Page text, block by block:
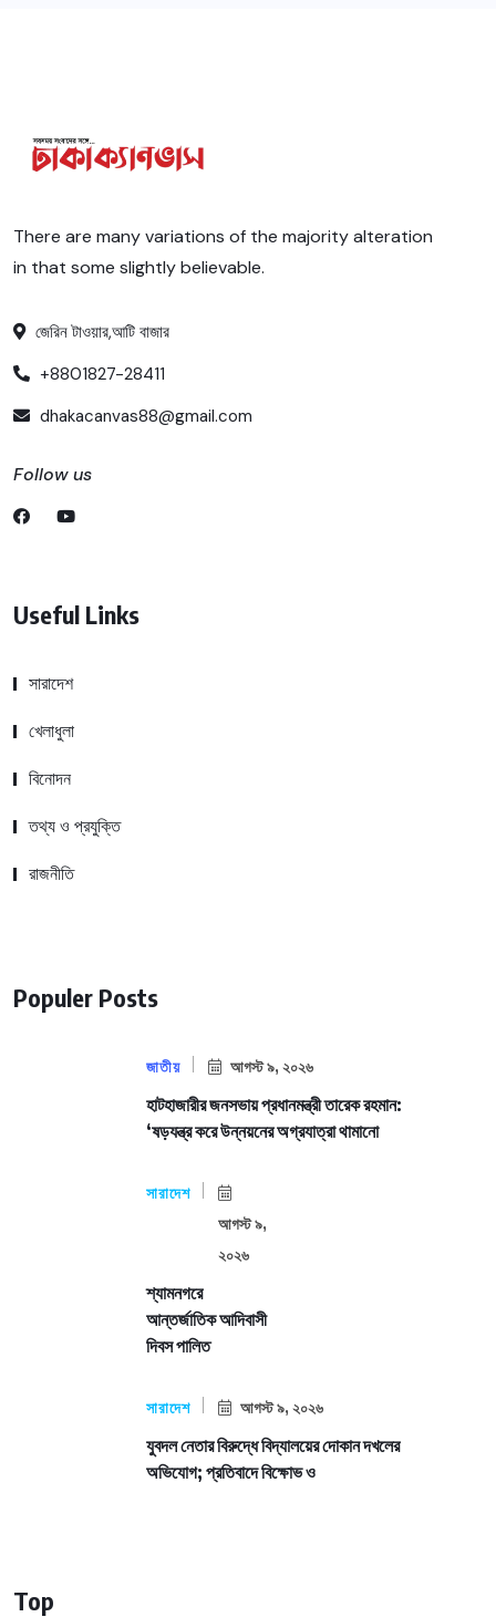
There are many variations of the majority alteration
in that some slightly believable.
জেরিন টাওয়ার,আটি বাজার
+8801827-28411
dhakacanvas88@gmail.com
Follow us
Useful Links
সারাদেশ
খেলাধুলা
বিনোদন
তথ্য ও প্রযুক্তি
রাজনীতি
Populer Posts
জাতীয় আগস্ট ৯, ২০২৬
হাটহাজারীর জনসভায় প্রধানমন্ত্রী তারেক রহমান:
‘ষড়যন্ত্র করে উন্নয়নের অগ্রযাত্রা থামানো
সারাদেশ
আগস্ট ৯,
২০২৬
শ্যামনগরে
আন্তর্জাতিক আদিবাসী
দিবস পালিত
সারাদেশ আগস্ট ৯, ২০২৬
যুবদল নেতার বিরুদ্ধে বিদ্যালয়ের দোকান দখলের
অভিযোগ; প্রতিবাদে বিক্ষোভ ও
Top